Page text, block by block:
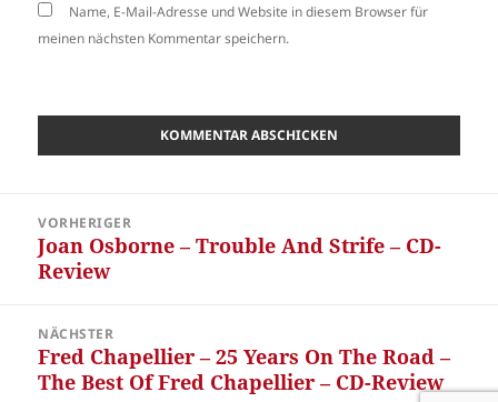
Name, E-Mail-Adresse und Website in diesem Browser für
meinen nächsten Kommentar speichern.
VORHERIGER
Vorheriger
Beitrag:
Joan Osborne – Trouble And Strife – CD-
Review
NÄCHSTER
Nächster
Beitrag:
Fred Chapellier – 25 Years On The Road –
The Best Of Fred Chapellier – CD-Review